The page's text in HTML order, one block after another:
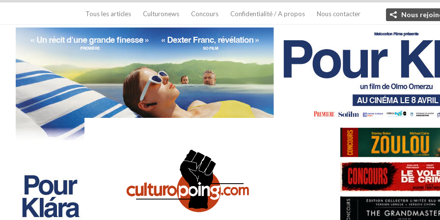
Tous les articles Culturonews Concours Confidentialité / A propos Nous contacter Nous